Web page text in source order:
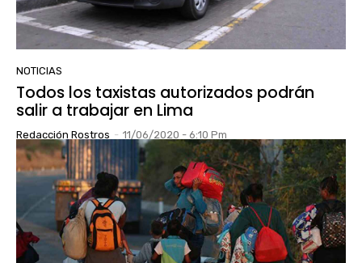
NOTICIAS
Todos los taxistas autorizados podrán
salir a trabajar en Lima
Redacción Rostros - 11/06/2020 - 6:10 Pm